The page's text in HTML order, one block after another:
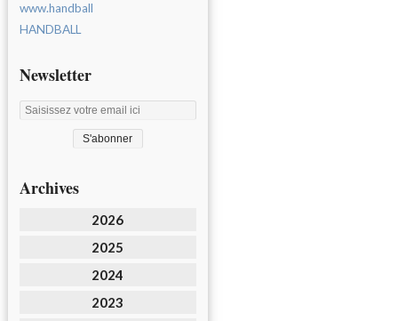
www.handball
HANDBALL
Newsletter
Archives
2026
2025
2024
2023